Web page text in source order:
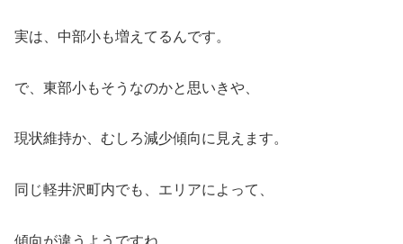
実は、中部小も増えてるんです。
で、東部小もそうなのかと思いきや、
現状維持か、むしろ減少傾向に見えます。
同じ軽井沢町内でも、エリアによって、
傾向が違うようですね。